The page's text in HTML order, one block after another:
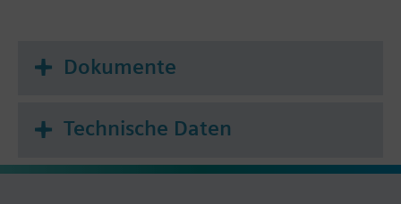
Kein Inbetriebnahmetool notwendig
Die RMU7..0B-1 unterstützen die Sprachen:
Spanisch, Portugiesisch, Niederländisch, Dänisch,
Dokumente
Technische Daten